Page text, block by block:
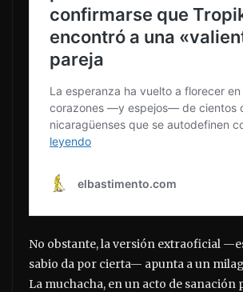
No obstante, la versión extraoficial
sabio da por cierta— apunta a un
La muchacha, en un acto de sanación